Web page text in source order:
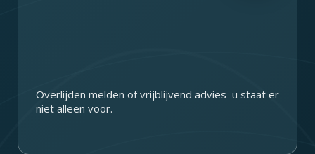
Overlijden melden of vrijblijvend advies u staat er
niet alleen voor.